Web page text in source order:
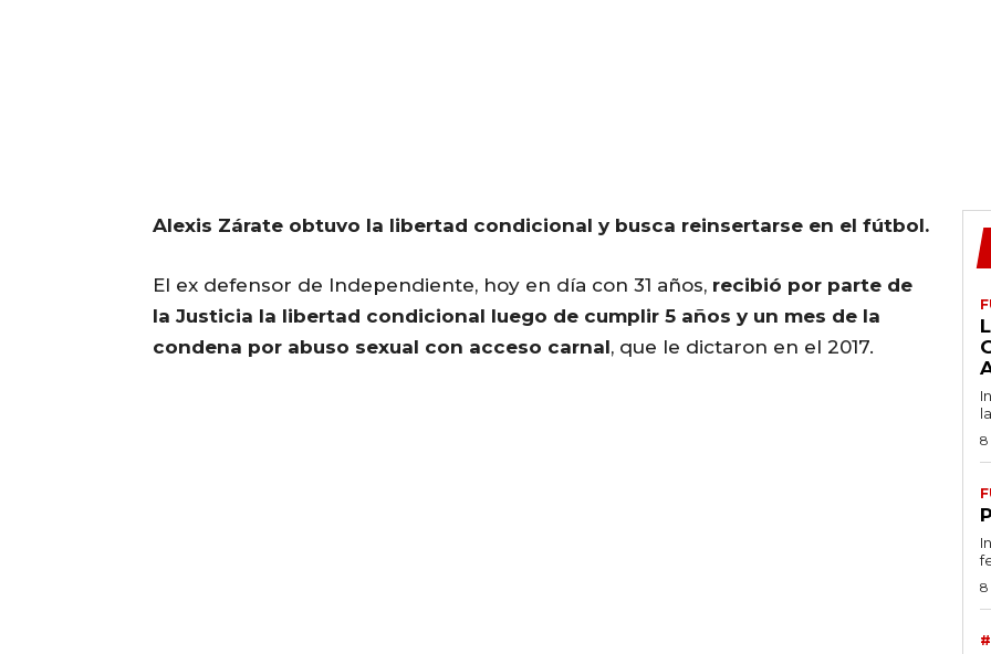
Alexis Zárate obtuvo la libertad condicional y busca reinsertarse en el fútbol.
El ex defensor de Independiente, hoy en día con 31 años, recibió por parte de
la Justicia la libertad condicional luego de cumplir 5 años y un mes de la
condena por abuso sexual con acceso carnal, que le dictaron en el 2017.
8
8